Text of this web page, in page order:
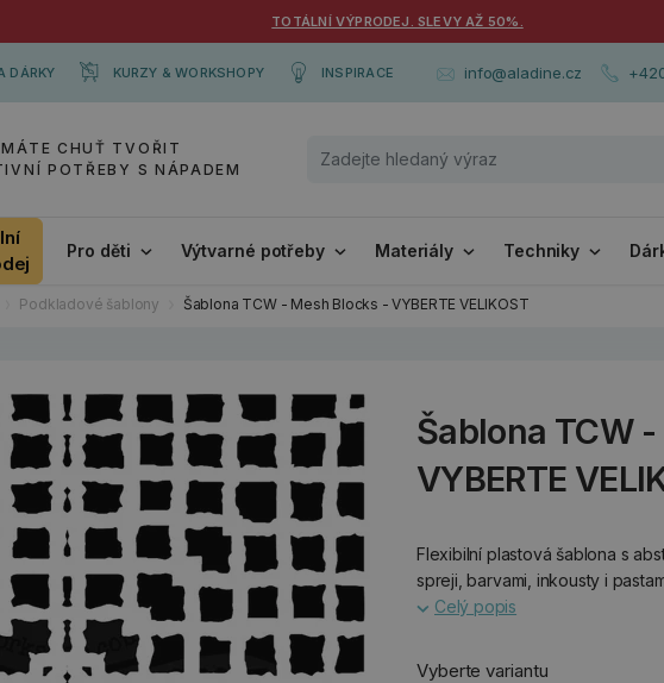
TOTÁLNÍ VÝPRODEJ. SLEVY AŽ 50%.
DÁRKY KURZY & WORKSHOPY INSPIRACE info@aladine.cz
CHUŤ TVOŘIT
POTŘEBY S NÁPADEM
Pro děti Výtvarné potřeby Materiály Techniky
Podkladové šablony Šablona TCW - Mesh Blocks - VYBERTE VELIKOST
Šablona TCW
VYBERTE
Flexibilní plastová šablona s
spreji, barvami, inkousty i
Celý popis
Vyberte variantu